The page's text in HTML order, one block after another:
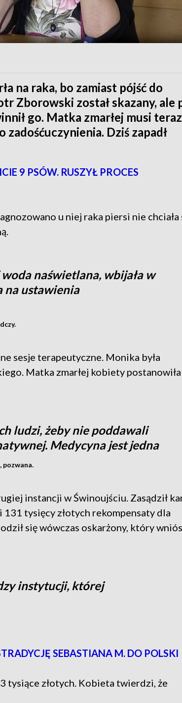
na raka, bo zamiast pójść do
Zborowski został skazany, ale
go. Matka zmarłej musi teraz
zadośćuczynienia. Dziś zapadł
9 PSÓW. RUSZYŁ PROCES
u niej raka piersi nie chciała
naświetlana, wbijała w
na ustawienia
sesje terapeutyczne. Monika była
Matka zmarłej kobiety
ludzi, żeby nie poddawali
Medycyna jest jedna
pozwana.
instancji w Świnoujściu. Zasądził
tysięcy złotych rekompensaty dla
się wówczas oskarżony, który
instytucji, której
SEBASTIANA M. DO POLSKI
tysiące złotych. Kobieta twierdzi, że